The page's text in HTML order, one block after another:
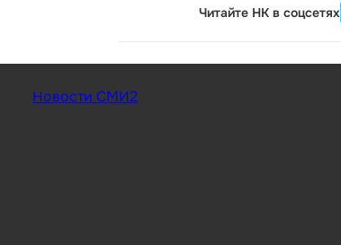
Читайте НК в соцсетях
Новости СМИ2